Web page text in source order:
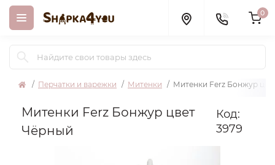
0
Перчатки и варежки Митенки Митенки Ferz Бонжур
Митенки Ferz Бонжур цвет
Чёрный
Код:
3979